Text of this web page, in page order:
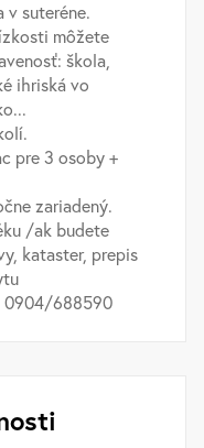
v suteréne.
môžete
škola,
ihriská vo
pre 3 osoby +
zariadený.
/ak budete
kataster, prepis
0904/688590